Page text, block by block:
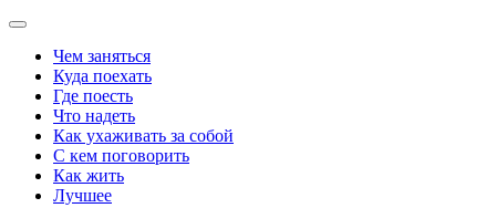
Чем заняться
Куда поехать
Где поесть
Что надеть
Как ухаживать за собой
С кем поговорить
Как жить
Лучшее